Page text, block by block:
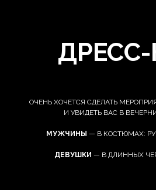
ОЧЕНЬ ХОЧЕТСЯ СДЕЛАТЬ
И УВИДЕТЬ ВАС В
МУЖЧИНЫ — В КОСТЮМАХ:
ДЕВУШКИ — В ДЛИННЫХ